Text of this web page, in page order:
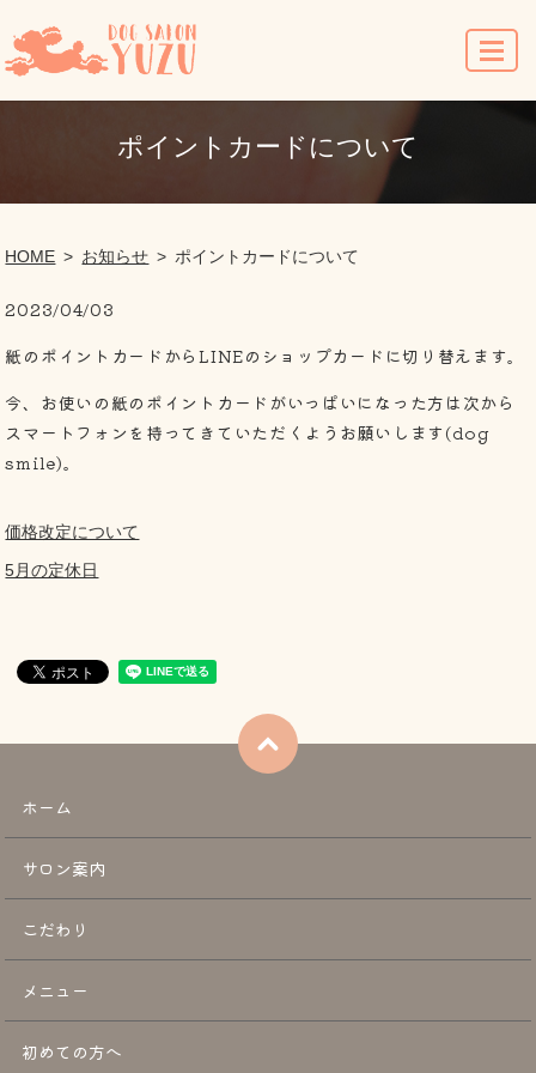
ポイントカードについて
HOME お知らせ ポイントカードについて
2023/04/03
紙のポイントカードからLINEのショップカードに切り替えます。
今、お使いの紙のポイントカードがいっぱいになった方は次から
スマートフォンを持ってきていただくようお願いします(dog
smile)。
価格改定について
5月の定休日
ホーム
サロン案内
こだわり
メニュー
初めての方へ